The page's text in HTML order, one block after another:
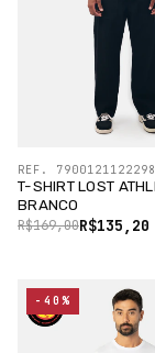
T-SHIRT LOST
BRANCO
R$135,20
R$169,00
REF. 7900121122298
-40%